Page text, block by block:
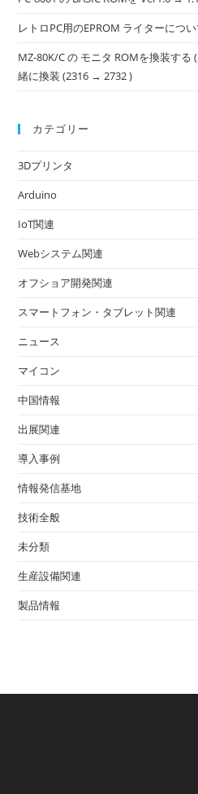
レトロPC用のEPROM ライターにつ
MZ-80K/C の モニタ ROMを換装す
緒に換装 (2316 → 2732 )
カテゴリー
3Dプリンタ
Arduino
IoT関連
Webシステム関連
オフショア開発関連
スマートフォン・タブレット関連
ニュース
マイコン
中国情報
出展関連
導入事例
情報発信基地
技術全般
未分類
生産設備関連
製品情報